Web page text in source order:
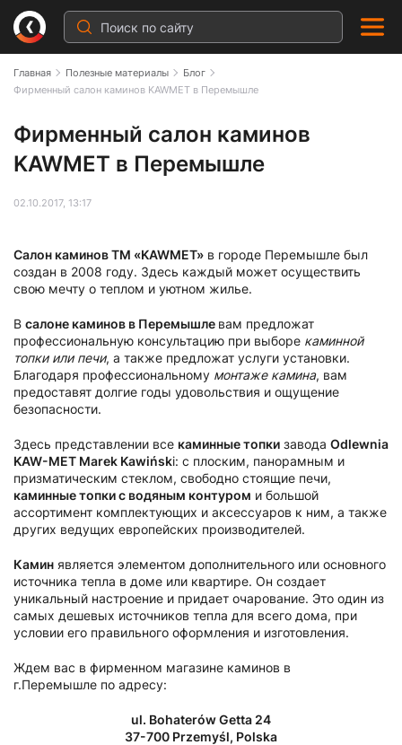
Главная Полезные материалы
Блог
Фирменный салон каминов KAWMET в Перемышле
Фирменный салон каминов
KAWMET в Перемышле
02.10.2017, 13:17
Салон каминов ТМ «KAWMET» в городе Перемышле был
создан в 2008 году. Здесь каждый может осуществить
свою мечту о теплом и уютном жилье.
В салоне каминов в Перемышле вам предложат
профессиональную консультацию при выборе каминной
топки или печи, а также предложат услуги установки.
Благодаря профессиональному монтаже камина, вам
предоставят долгие годы удовольствия и ощущение
безопасности.
Здесь представлении все каминные топки завода Odlewnia
KAW-MET Marek Kawiński: с плоским, панорамным и
призматическим стеклом, свободно стоящие печи,
каминные топки с водяным контуром и большой
ассортимент комплектующих и аксессуаров к ним, а также
других ведущих европейских производителей.
Камин является элементом дополнительного или основного
источника тепла в доме или квартире. Он создает
уникальный настроение и придает очарование. Это один из
самых дешевых источников тепла для всего дома, при
условии его правильного оформления и изготовления.
Ждем вас в фирменном магазине каминов в
г.Перемышле по адресу:
ul. Bohaterów Getta 24
37-700 Przemyśl, Polska